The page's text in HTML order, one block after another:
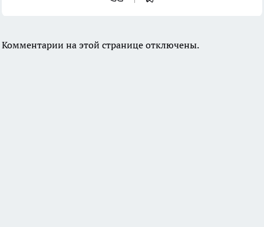
Комментарии на этой странице отключены.